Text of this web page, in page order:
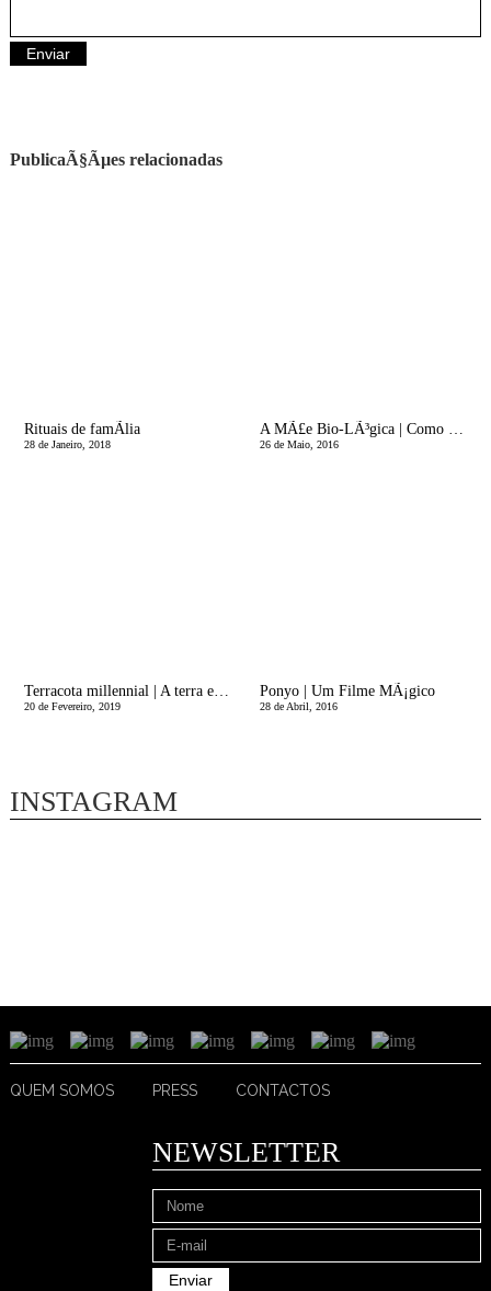
PublicaÃ§Ãµes relacionadas
Rituais de famÃ­lia
28 de Janeiro, 2018
A MÃ£e Bio-LÃ³gica | Como fazer Leite vegetal caseiro?
26 de Maio, 2016
Terracota millennial | A terra em nossa casa
20 de Fevereiro, 2019
Ponyo | Um Filme MÃ¡gico
28 de Abril, 2016
INSTAGRAM
QUEM SOMOS PRESS CONTACTOS
NEWSLETTER